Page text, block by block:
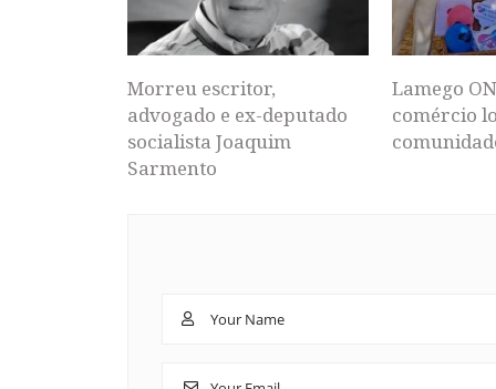
Morreu escritor,
advogado e ex-deputado
socialista Joaquim
Sarmento
Lamego
comércio